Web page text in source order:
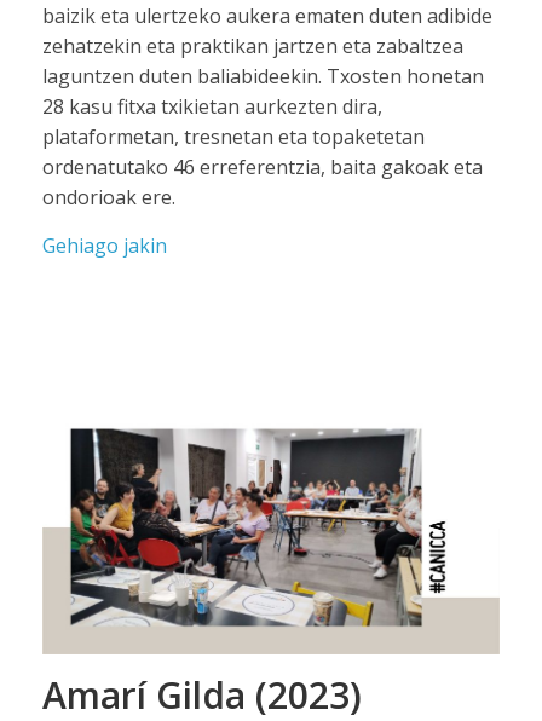
baizik eta ulertzeko aukera ematen duten adibide
zehatzekin eta praktikan jartzen eta zabaltzea
laguntzen duten baliabideekin. Txosten honetan
28 kasu fitxa txikietan aurkezten dira,
plataformetan, tresnetan eta topaketetan
ordenatutako 46 erreferentzia, baita gakoak eta
ondorioak ere.
Gehiago jakin
Amarí Gilda (2023)